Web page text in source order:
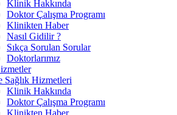
Klinik Hakkında
Doktor Çalışma Programı
Klinikten Haber
Nasıl Gidilir ?
Sıkça Sorulan Sorular
Doktorlarımız
Sağlık Hizmetleri
Klinik Hakkında
Doktor Çalışma Programı
Klinikten Haber